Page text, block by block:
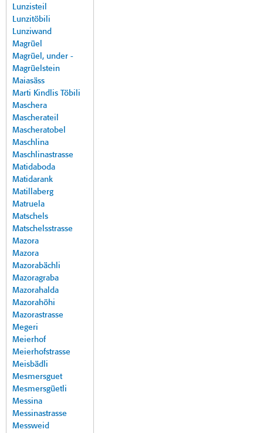
Lunzisteil
Lunzitöbili
Lunziwand
Magrüel
Magrüel, under -
Magrüelstein
Maiasäss
Marti Kindlis Töbili
Maschera
Mascherateil
Mascheratobel
Maschlina
Maschlinastrasse
Matidaboda
Matidarank
Matillaberg
Matruela
Matschels
Matschelsstrasse
Mazora
Mazora
Mazorabächli
Mazoragraba
Mazorahalda
Mazorahöhi
Mazorastrasse
Megeri
Meierhof
Meierhofstrasse
Meisbädli
Mesmersguet
Mesmersgüetli
Messina
Messinastrasse
Messweid